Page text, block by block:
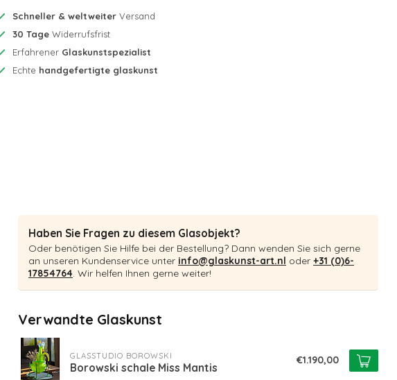
Schneller & weltweiter Versand
30 Tage Widerrufsfrist
Erfahrener Glaskunstspezialist
Echte handgefertigte glaskunst
Haben Sie Fragen zu diesem Glasobjekt?
Oder benötigen Sie Hilfe bei der Bestellung? Dann wenden Sie sich gerne
an unseren Kundenservice unter info@glaskunst-art.nl oder +31 (0)6-
17854764. Wir helfen Ihnen gerne weiter!
Verwandte Glaskunst
GLASSTUDIO BOROWSKI
Borowski schale Miss Mantis
€1.190,00